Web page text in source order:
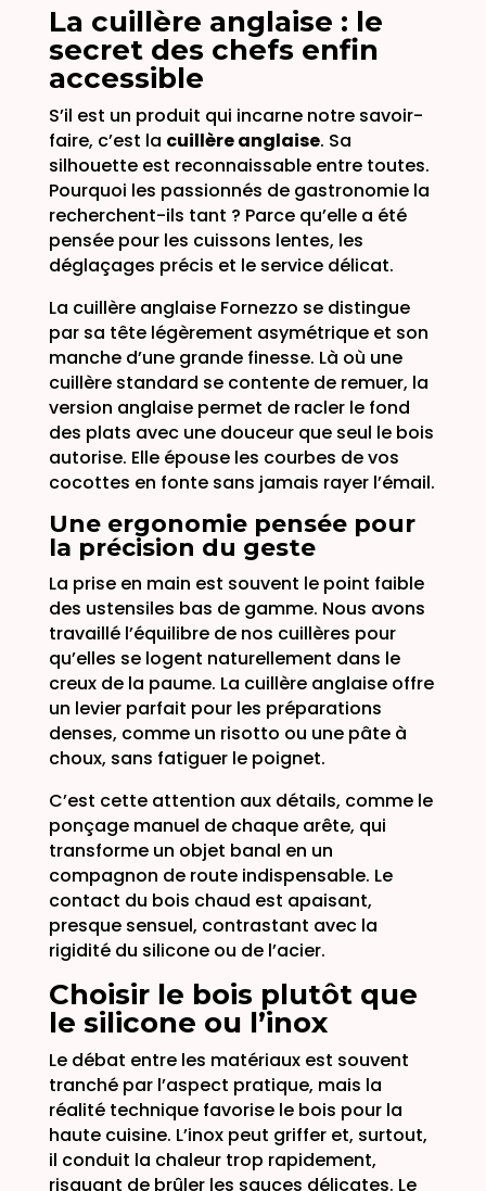
La cuillère anglaise : le
secret des chefs enfin
accessible
S’il est un produit qui incarne notre savoir-
faire, c’est la cuillère anglaise. Sa
silhouette est reconnaissable entre toutes.
Pourquoi les passionnés de gastronomie la
recherchent-ils tant ? Parce qu’elle a été
pensée pour les cuissons lentes, les
déglaçages précis et le service délicat.
La cuillère anglaise Fornezzo se distingue
par sa tête légèrement asymétrique et son
manche d’une grande finesse. Là où une
cuillère standard se contente de remuer, la
version anglaise permet de racler le fond
des plats avec une douceur que seul le bois
autorise. Elle épouse les courbes de vos
cocottes en fonte sans jamais rayer l’émail.
Une ergonomie pensée pour
la précision du geste
La prise en main est souvent le point faible
des ustensiles bas de gamme. Nous avons
travaillé l’équilibre de nos cuillères pour
qu’elles se logent naturellement dans le
creux de la paume. La cuillère anglaise offre
un levier parfait pour les préparations
denses, comme un risotto ou une pâte à
choux, sans fatiguer le poignet.
C’est cette attention aux détails, comme le
ponçage manuel de chaque arête, qui
transforme un objet banal en un
compagnon de route indispensable. Le
contact du bois chaud est apaisant,
presque sensuel, contrastant avec la
rigidité du silicone ou de l’acier.
Choisir le bois plutôt que
le silicone ou l’inox
Le débat entre les matériaux est souvent
tranché par l’aspect pratique, mais la
réalité technique favorise le bois pour la
haute cuisine. L’inox peut griffer et, surtout,
il conduit la chaleur trop rapidement,
risquant de brûler les sauces délicates. Le